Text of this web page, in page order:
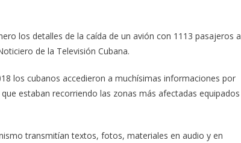
los detalles de la caída de un avión con 1113 pasajeros a
de la Televisión Cubana.
los cubanos accedieron a muchísimas informaciones por
estaban recorriendo las zonas más afectadas equipados
transmitían textos, fotos, materiales en audio y en